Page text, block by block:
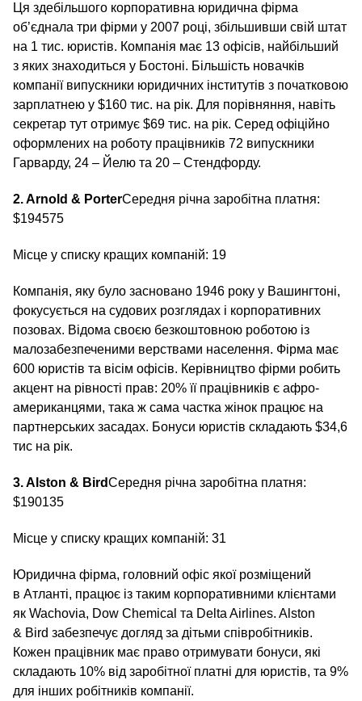
Ця здебільшого корпоративна юридична фірма
об’єднала три фірми у 2007 році, збільшивши свій штат
на 1 тис. юристів. Компанія має 13 офісів, найбільший
з яких знаходиться у Бостоні. Більшість новачків
компанії випускники юридичних інститутів з початковою
зарплатнею у $160 тис. на рік. Для порівняння, навіть
секретар тут отримує $69 тис. на рік. Серед офіційно
оформлених на роботу працівників 72 випускники
Гарварду, 24 – Йелю та 20 – Стендфорду.
2. Arnold & PorterСередня річна заробітна платня:
$194575
Місце у списку кращих компаній: 19
Компанія, яку було засновано 1946 року у Вашингтоні,
фокусується на судових розглядах і корпоративних
позовах. Відома своєю безкоштовною роботою із
малозабезпеченими верствами населення. Фірма має
600 юристів та вісім офісів. Керівництво фірми робить
акцент на рівності прав: 20% її працівників є афро-
американцями, така ж сама частка жінок працює на
партнерських засадах. Бонуси юристів складають $34,6
тис на рік.
3. Alston & BirdСередня річна заробітна платня:
$190135
Місце у списку кращих компаній: 31
Юридична фірма, головний офіс якої розміщений
в Атланті, працює із таким корпоративними клієнтами
як Wachovia, Dow Chemical та Delta Airlines. Alston
& Bird забезпечує догляд за дітьми співробітників.
Кожен працівник має право отримувати бонуси, які
складають 10% від заробітної платні для юристів, та 9%
для інших робітників компанії.